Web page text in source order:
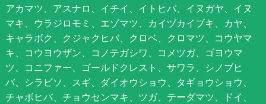
アカマツ、アスナロ、イチイ、イトヒバ、イヌガヤ、イヌ
マキ、ウラジロモミ、エゾマツ、カイヅカイブキ、カヤ、
キャラボク、クジャクヒバ、クロベ、クロマツ、コウヤマ
キ、コウヨウザン、コノテガシワ、コメツガ、ゴヨウマ
ツ、コニファー、ゴールドクレスト、サワラ、シノブヒ
バ、シラビソ、スギ、ダイオウショウ、タギョウショウ、
チャボヒバ、チョウセンマキ、ツガ、テーダマツ、ドイ、